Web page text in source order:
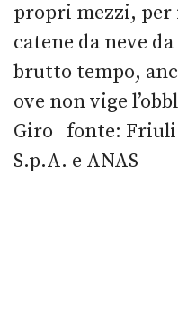
propri mezzi, per
catene da neve
brutto tempo,
ove non vige
Giro fonte: Friuli
S.p.A. e ANAS